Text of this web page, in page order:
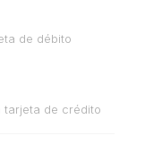
de débito
tarjeta de crédito